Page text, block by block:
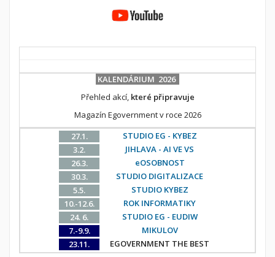
KALENDÁRIUM 2026
Přehled akcí, které připravuje
Magazín Egovernment v roce 2026
27.1.
STUDIO EG - KYBEZ
3.2.
JIHLAVA - AI VE VS
26.3.
eOSOBNOST
30.3.
STUDIO DIGITALIZACE
5.5.
STUDIO KYBEZ
10.-12.6.
ROK INFORMATIKY
24. 6.
STUDIO EG - EUDIW
7.-9.9.
MIKULOV
23.11.
EGOVERNMENT THE BEST